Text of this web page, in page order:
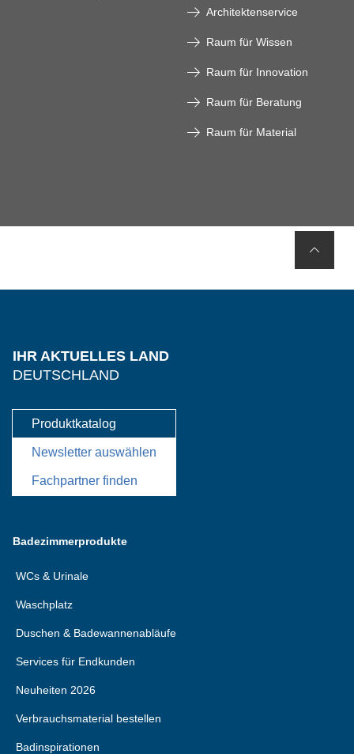
Architektenservice
Raum für Wissen
Raum für Innovation
Raum für Beratung
Raum für Material
IHR AKTUELLES LAND
DEUTSCHLAND
Produktkatalog
Newsletter auswählen
Fachpartner finden
Badezimmerprodukte
WCs & Urinale
Waschplatz
Duschen & Badewannenabläufe
Services für Endkunden
Neuheiten 2026
Verbrauchsmaterial bestellen
Badinspirationen